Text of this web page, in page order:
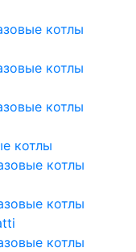
котлы
котлы
котлы
котлы
котлы
котлы
котлы